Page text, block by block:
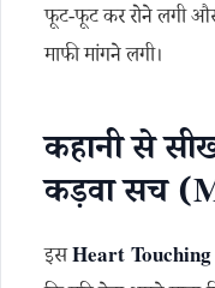
फूट-फूट कर रोने लगी
माफी मांगने लगी।
कहानी से
कड़वा सच
इसHeart